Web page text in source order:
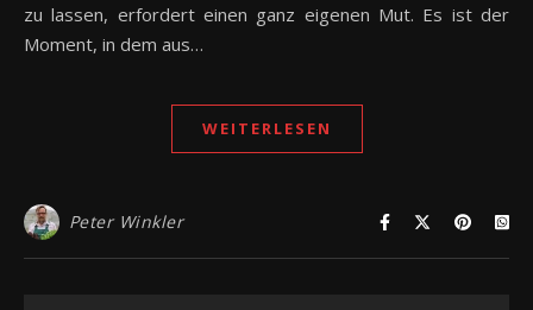
zu lassen, erfordert einen ganz eigenen Mut. Es ist der
Moment, in dem aus…
WEITERLESEN
Peter Winkler